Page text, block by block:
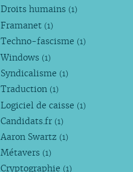
Droits humains (1)
Framanet (1)
Techno-fascisme (1)
Windows (1)
Syndicalisme (1)
Traduction (1)
Logiciel de caisse (1)
Candidats.fr (1)
Aaron Swartz (1)
Métavers (1)
Cryptographie (1)